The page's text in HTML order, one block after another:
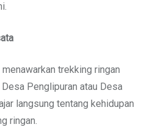
trekking ringan
Penglipuran atau Desa
langsung tentang kehidupan
ringan.